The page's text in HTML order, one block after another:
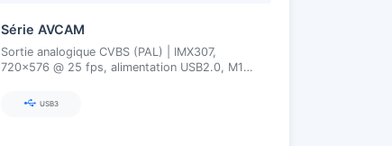
Série AVCAM
Sortie analogique CVBS (PAL) | IMX307,
720×576 @ 25 fps, alimentation USB2.0, M12,
USB3